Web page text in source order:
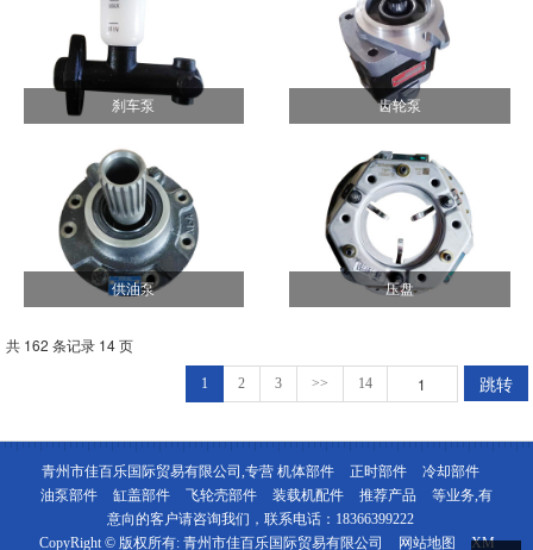
刹车泵 齿轮泵
供油泵 压盘
共 162 条记录 14 页
1 2 3 >> 14 跳转
青州市佳百乐国际贸易有限公司,专营 机体部件 正时部件
冷却部件
油泵部件
缸盖部件 飞轮壳部件 装载机配件 推荐产品
等业务,有
意向的客户请咨询我们，联系电话： 18366399222
CopyRight © 版权所有: 青州市佳百乐国际贸易有限公司 网站地图 XM